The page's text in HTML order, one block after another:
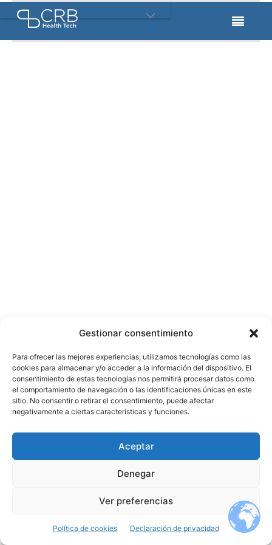
Gestionar consentimiento
Para ofrecer las mejores experiencias, utilizamos tecnologías como las
cookies para almacenar y/o acceder a la información del dispositivo. El
consentimiento de estas tecnologías nos permitirá procesar datos como
el comportamiento de navegación o las identificaciones únicas en este
sitio. No consentir o retirar el consentimiento, puede afectar
negativamente a ciertas características y funciones.
Aceptar
Denegar
Ver preferencias
Política de cookies Declaración de privacidad